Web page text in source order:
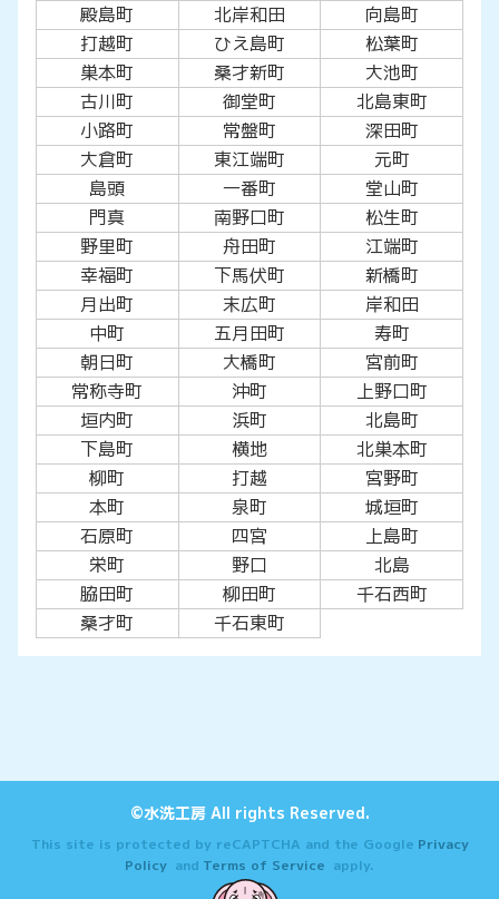
殿島町
北岸和田
向島町
打越町
ひえ島町
松葉町
巣本町
桑才新町
大池町
古川町
御堂町
北島東町
小路町
常盤町
深田町
大倉町
東江端町
元町
島頭
一番町
堂山町
門真
南野口町
松生町
野里町
舟田町
江端町
幸福町
下馬伏町
新橋町
月出町
末広町
岸和田
中町
五月田町
寿町
朝日町
大橋町
宮前町
常称寺町
沖町
上野口町
垣内町
浜町
北島町
下島町
横地
北巣本町
柳町
打越
宮野町
本町
泉町
城垣町
石原町
四宮
上島町
栄町
野口
北島
脇田町
柳田町
千石西町
桑才町
千石東町
©水洗工房 All rights Reserved.
This site is protected by reCAPTCHA and the Google Privacy
Policy and Terms of Service apply.